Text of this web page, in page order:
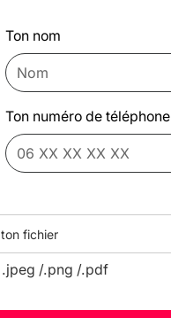
Ton nom
Ton numéro de téléphone
fichier
.jpeg /.png /.pdf